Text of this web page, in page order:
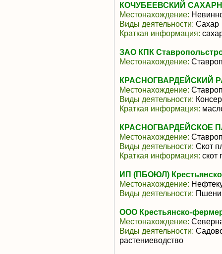
КОЧУБЕЕВСКИЙ
Местонахождение:
Виды деятельности: Сахар
Краткая информация:
ЗАО КПК
Местонахождение:
КРАСНОГВАРДЕЙСКИЙ
Местонахождение:
Виды деятельности:
Краткая информация:
КРАСНОГВАРДЕЙСКОЕ
Местонахождение:
Виды деятельности: Скот
Краткая информация: скот
ИП (ПБОЮЛ)
Местонахождение:
Виды деятельности:
ООО Крестьянско-
Местонахождение:
Виды деятельности:
растениеводство